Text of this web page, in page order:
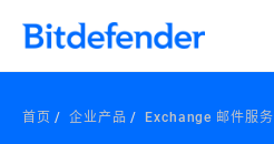
首页 企业产品 Exchange 邮件服